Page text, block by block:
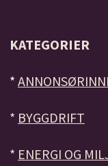
KATEGORIER
*
* BYGGDRIFT
* ENERGI OG